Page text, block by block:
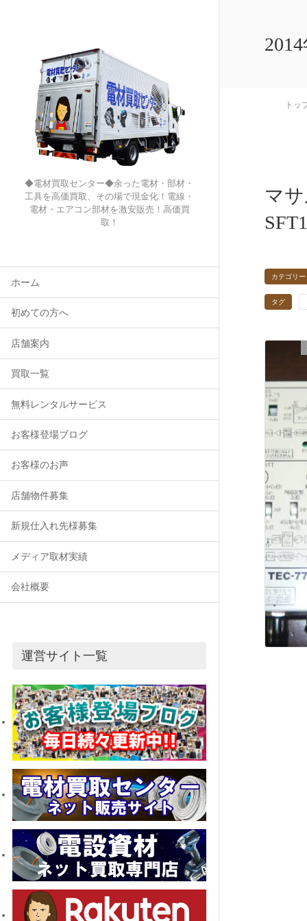
◆電材買取センター◆余った電材・部材・
工具を高価買取、その場で現金化！電線・
電材・エアコン部材を激安販売！高価買
取！
ホーム
初めての方へ
店舗案内
買取一覧
無料レンタルサービス
お客様登場ブログ
お客様のお声
店舗物件募集
新規仕入れ先様募集
メディア取材実績
会社概要
運営サイト一覧
トッ
マ
カテゴリー
タグ